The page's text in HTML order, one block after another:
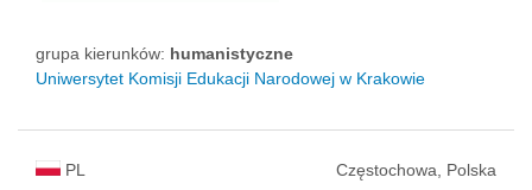
grupa kierunków: humanistyczne
Uniwersytet Komisji Edukacji Narodowej w Krakowie
PL Częstochowa, Polska